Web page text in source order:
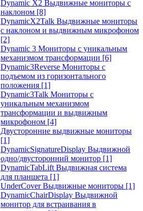
Dynamic X2 Выдвижные мониторы с
наклоном [8]
DynamicX2Talk Выдвижные мониторы
с наклоном и выдвижным микрофоном
[2]
Dynamic 3 Мониторы с уникальным
механизмом трансформации [6]
Dynamic3Reverse Мониторы с
подъемом из горизонтального
положения [1]
Dynamic3Talk Мониторы с
уникальным механизмом
трансформации и выдвижным
микрофоном [4]
Двусторонние выдвижные мониторы
[1]
DynamicSignatureDisplay Выдвижной
одно/двусторонний монитор [1]
DynamicTabLift Выдвижная система
для планшета [1]
UnderCover Выдвижные мониторы [1]
DynamicChairDisplay Выдвижной
монитор для встраивания в